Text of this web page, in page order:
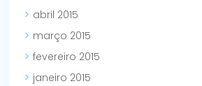
abril 2015
março 2015
fevereiro 2015
janeiro 2015